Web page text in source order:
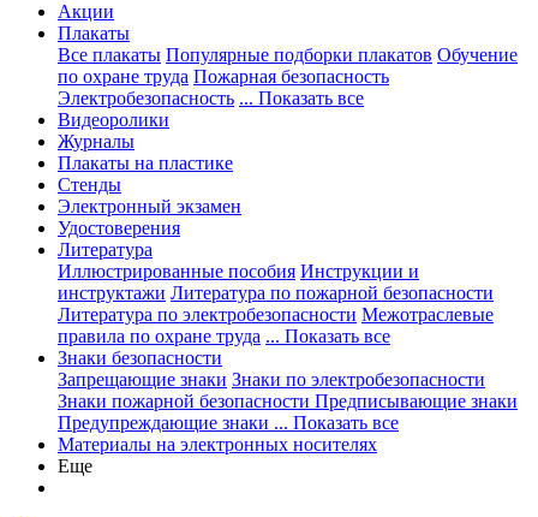
Акции
Плакаты
Все плакаты Популярные подборки плакатов Обучение
по охране труда Пожарная безопасность
Электробезопасность ... Показать все
Видеоролики
Журналы
Плакаты на пластике
Стенды
Электронный экзамен
Удостоверения
Литература
Иллюстрированные пособия Инструкции и
инструктажи Литература по пожарной безопасности
Литература по электробезопасности Межотраслевые
правила по охране труда ... Показать все
Знаки безопасности
Запрещающие знаки Знаки по электробезопасности
Знаки пожарной безопасности Предписывающие знаки
Предупреждающие знаки ... Показать все
Материалы на электронных носителях
Еще